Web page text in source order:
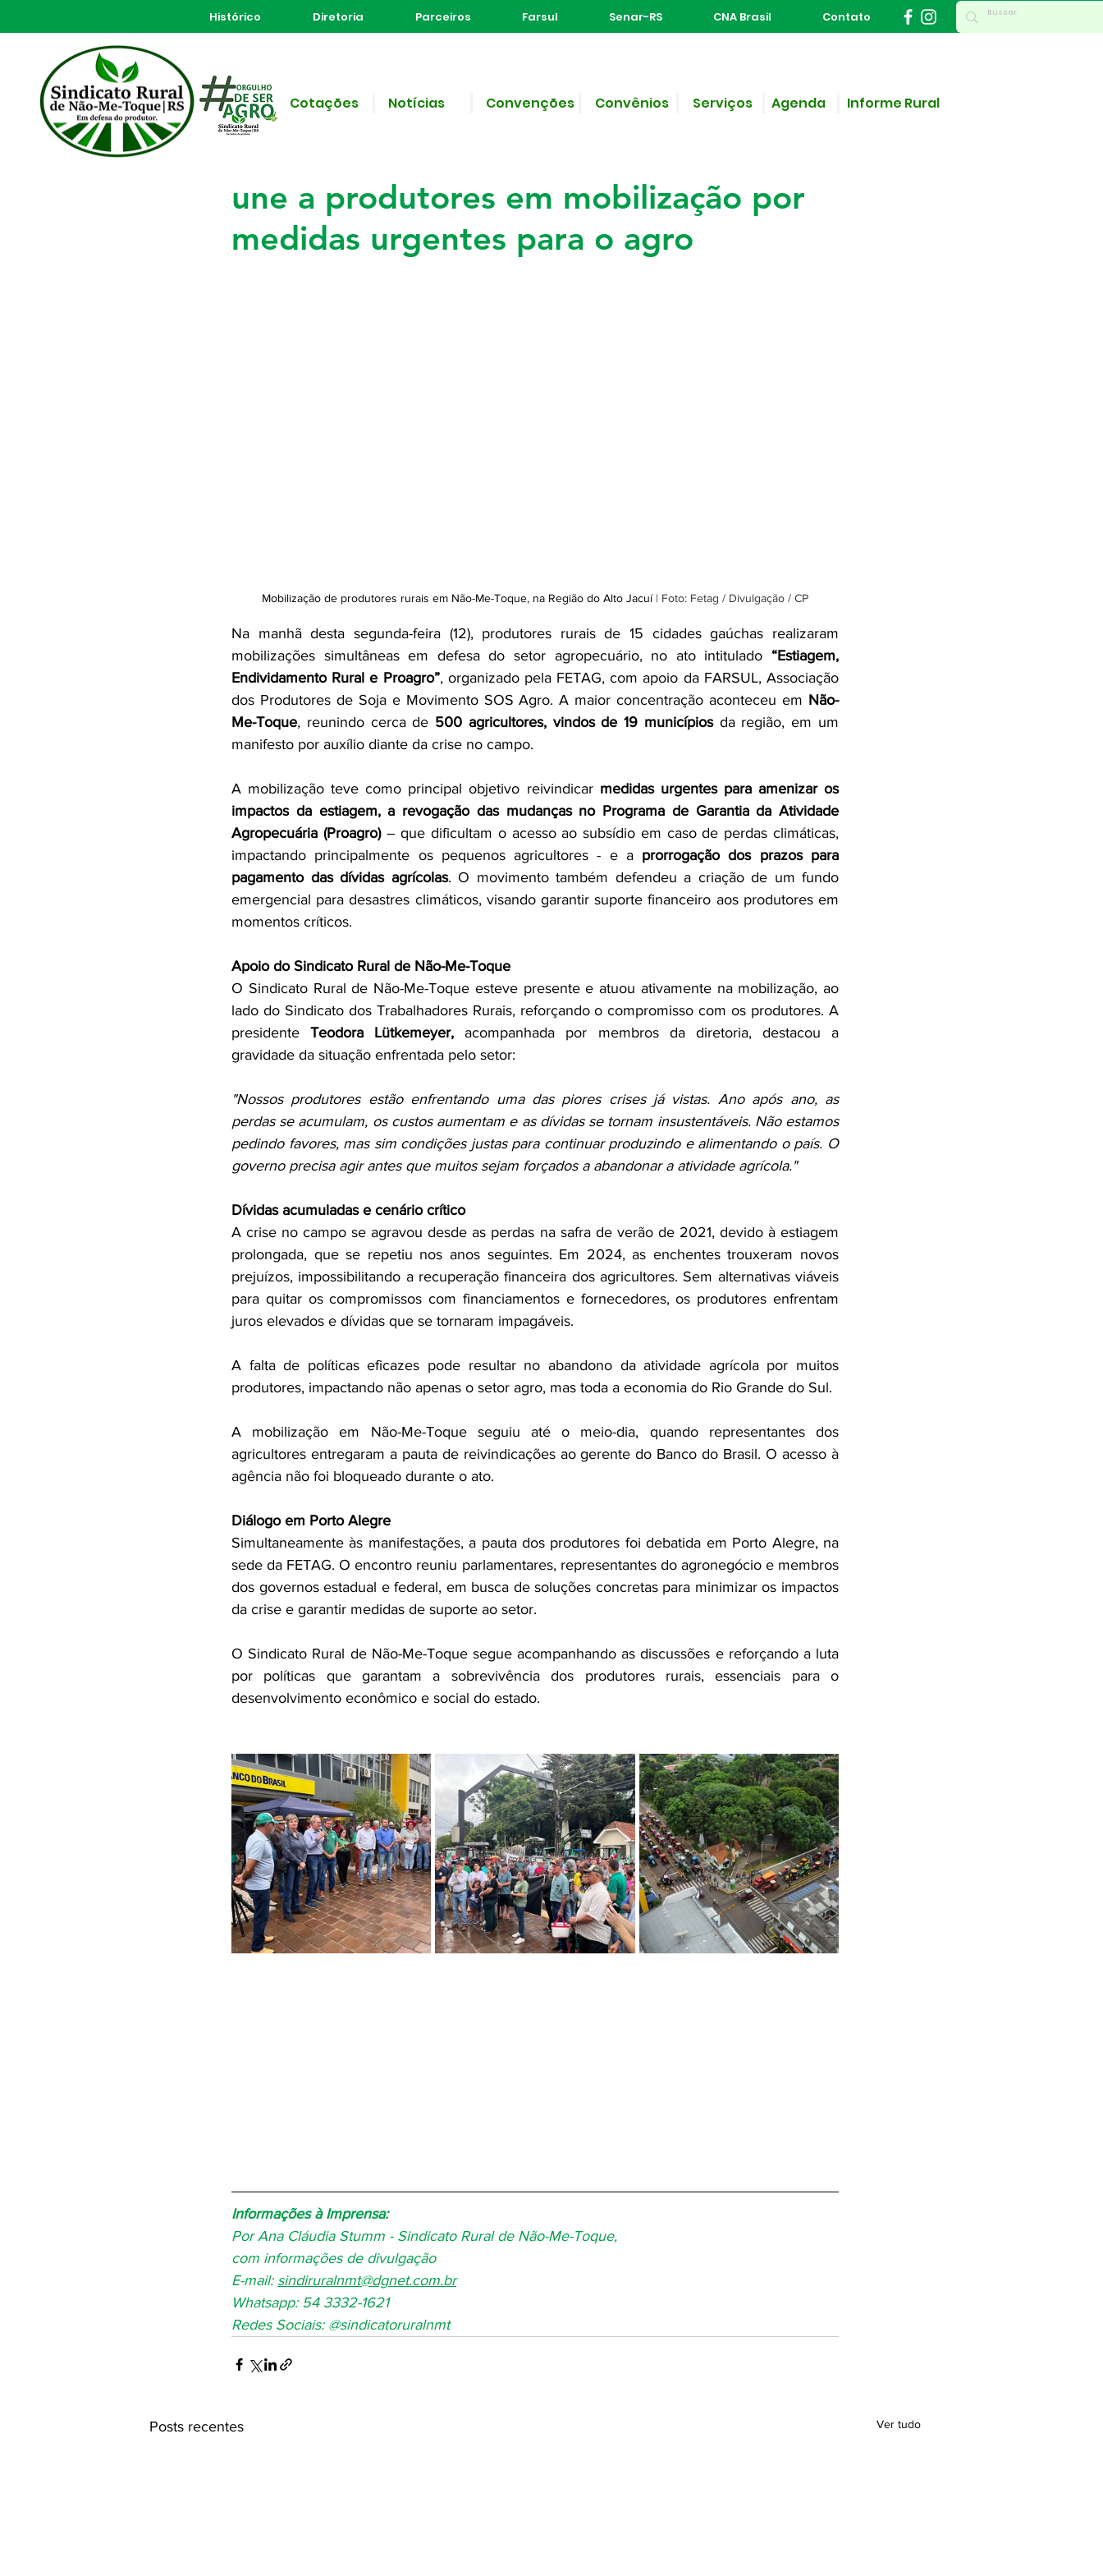
Histórico Diretoria Parceiros Farsul Senar-RS CNA Brasil Contato
Todos posts
une a produtores em mobilização por
medidas urgentes para o agro
17 de fev. de 2025
Mobilização de produtores rurais em Não-Me-Toque, na Região do Alto Jacuí | Foto: Fetag / Divulgação / CP
Na manhã desta segunda-feira (12), produtores rurais de 15 cidades gaúchas realizaram
mobilizações simultâneas em defesa do setor agropecuário, no ato intitulado “Estiagem,
Endividamento Rural e Proagro”, organizado pela FETAG, com apoio da FARSUL, Associação
dos Produtores de Soja e Movimento SOS Agro. A maior concentração aconteceu em Não-
Me-Toque, reunindo cerca de 500 agricultores, vindos de 19 municípios da região, em um
manifesto por auxílio diante da crise no campo.
A mobilização teve como principal objetivo reivindicar medidas urgentes para amenizar os
impactos da estiagem, a revogação das mudanças no Programa de Garantia da Atividade
Agropecuária (Proagro) – que dificultam o acesso ao subsídio em caso de perdas climáticas,
impactando principalmente os pequenos agricultores - e a prorrogação dos prazos para
pagamento das dívidas agrícolas. O movimento também defendeu a criação de um fundo
emergencial para desastres climáticos, visando garantir suporte financeiro aos produtores em
momentos críticos.
Apoio do Sindicato Rural de Não-Me-Toque
O Sindicato Rural de Não-Me-Toque esteve presente e atuou ativamente na mobilização, ao
lado do Sindicato dos Trabalhadores Rurais, reforçando o compromisso com os produtores. A
presidente Teodora Lütkemeyer, acompanhada por membros da diretoria, destacou a
gravidade da situação enfrentada pelo setor:
"Nossos produtores estão enfrentando uma das piores crises já vistas. Ano após ano, as
perdas se acumulam, os custos aumentam e as dívidas se tornam insustentáveis. Não estamos
pedindo favores, mas sim condições justas para continuar produzindo e alimentando o país. O
governo precisa agir antes que muitos sejam forçados a abandonar a atividade agrícola."
Dívidas acumuladas e cenário crítico
A crise no campo se agravou desde as perdas na safra de verão de 2021, devido à estiagem
prolongada, que se repetiu nos anos seguintes. Em 2024, as enchentes trouxeram novos
prejuízos, impossibilitando a recuperação financeira dos agricultores. Sem alternativas viáveis
para quitar os compromissos com financiamentos e fornecedores, os produtores enfrentam
juros elevados e dívidas que se tornaram impagáveis.
A falta de políticas eficazes pode resultar no abandono da atividade agrícola por muitos
produtores, impactando não apenas o setor agro, mas toda a economia do Rio Grande do Sul.
A mobilização em Não-Me-Toque seguiu até o meio-dia, quando representantes dos
agricultores entregaram a pauta de reivindicações ao gerente do Banco do Brasil. O acesso à
agência não foi bloqueado durante o ato.
Diálogo em Porto Alegre
Simultaneamente às manifestações, a pauta dos produtores foi debatida em Porto Alegre, na
sede da FETAG. O encontro reuniu parlamentares, representantes do agronegócio e membros
dos governos estadual e federal, em busca de soluções concretas para minimizar os impactos
da crise e garantir medidas de suporte ao setor.
O Sindicato Rural de Não-Me-Toque segue acompanhando as discussões e reforçando a luta
por políticas que garantam a sobrevivência dos produtores rurais, essenciais para o
desenvolvimento econômico e social do estado.
Informações à Imprensa:
Por Ana Cláudia Stumm - Sindicato Rural de Não-Me-Toque,
com informações de divulgação
E-mail: sindiruralnmt@dgnet.com.br
Whatsapp: 54 3332-1621
Redes Sociais: @sindicatoruralnmt
Posts recentes Ver tudo
Cotações Notícias Convenções Convênios Serviços Agenda Informe Rural